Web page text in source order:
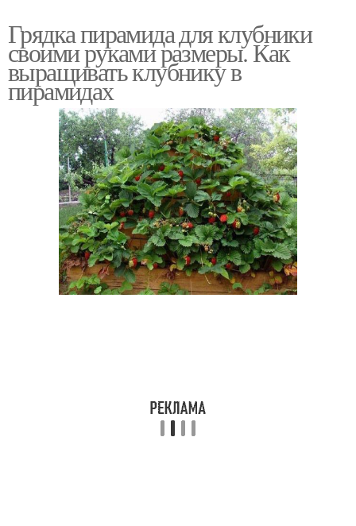
Грядка пирамида для клубники
своими руками размеры. Как
выращивать клубнику в
пирамидах